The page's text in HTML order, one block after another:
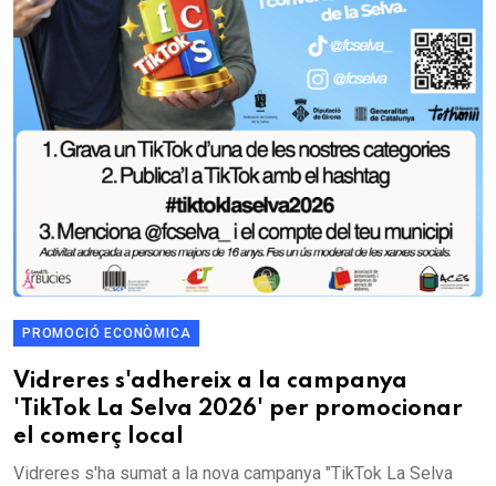
PROMOCIÓ ECONÒMICA
Vidreres s'adhereix a la campanya
'TikTok La Selva 2026' per promocionar
el comerç local
Vidreres s'ha sumat a la nova campanya "TikTok La Selva